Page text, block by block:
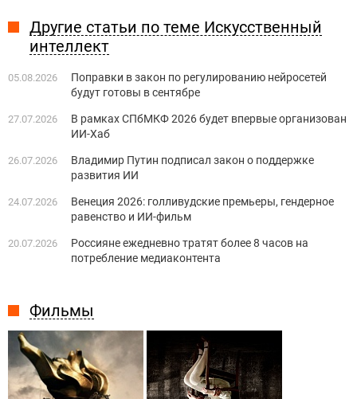
Фильмы
Другие статьи по теме Искусственный
интеллект
05.08.2026
Поправки в закон по регулированию нейросетей
будут готовы в сентябре
27.07.2026
В рамках СПбМКФ 2026 будет впервые организован
ИИ-Хаб
26.07.2026
Владимир Путин подписал закон о поддержке
развития ИИ
24.07.2026
Венеция 2026: голливудские премьеры, гендерное
равенство и ИИ-фильм
20.07.2026
Россияне ежедневно тратят более 8 часов на
потребление медиаконтента